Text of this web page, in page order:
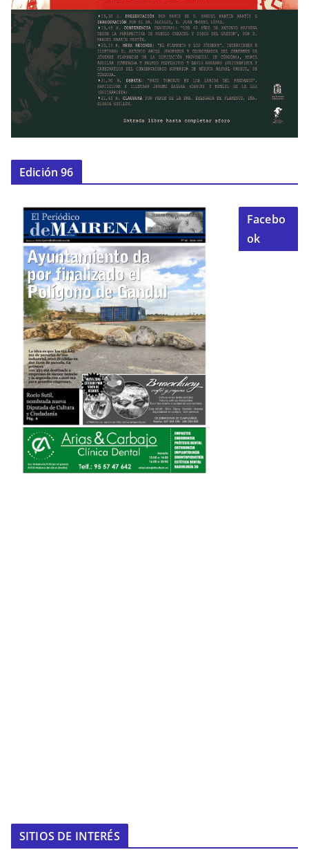
Edición 96
Facebo
ok
SITIOS DE INTERÉS